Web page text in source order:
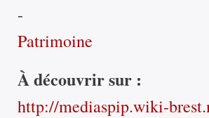
-
Patrimoine
À découvrir sur :
http://mediaspip.wiki-